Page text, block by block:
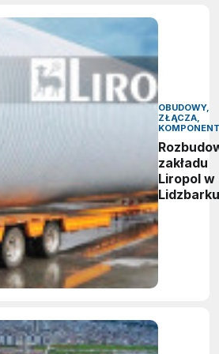
OBUDOWY,
ZŁĄCZA,
zakładu
Liropol w
Lidzbarku